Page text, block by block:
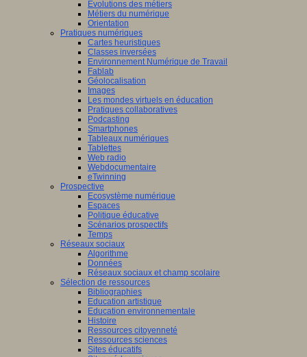
Evolutions des métiers
Métiers du numérique
Orientation
Pratiques numériques
Cartes heuristiques
Classes inversées
Environnement Numérique de Travail
Fablab
Géolocalisation
Images
Les mondes virtuels en éducation
Pratiques collaboratives
Podcasting
Smartphones
Tableaux numériques
Tablettes
Web radio
Webdocumentaire
eTwinning
Prospective
Ecosystème numérique
Espaces
Politique éducative
Scénarios prospectifs
Temps
Réseaux sociaux
Algorithme
Données
Réseaux sociaux et champ scolaire
Sélection de ressources
Bibliographies
Education artistique
Education environnementale
Histoire
Ressources citoyenneté
Ressources sciences
Sites éducatifs